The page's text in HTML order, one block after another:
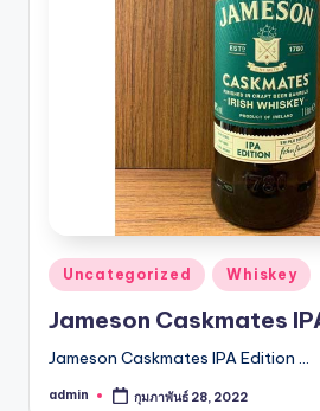
Posted
in
Uncategorized Whiskey
Jameson Caskmates
Jameson Caskmates IPA Edition …
Posted
admin กุมภาพันธ์ 28, 2022